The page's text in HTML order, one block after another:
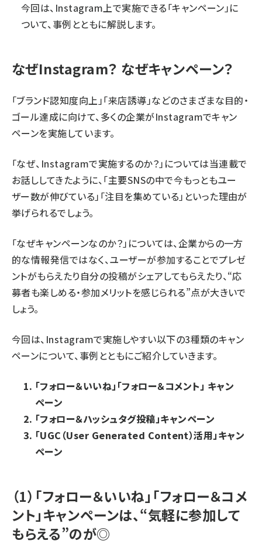
今回は、Instagram上で実施できる「キャンペーン」に
ついて、事例とともに解説します。
なぜInstagram？ なぜキャンペーン？
「ブランド認知度向上」「来店誘導」などのさまざまな目的・
ゴール達成に向けて、多くの企業がInstagramでキャン
ペーンを実施しています。
「なぜ、Instagramで実施するのか？」については当連載で
お話ししてきたように、「主要SNSの中で今もっともユー
ザー数が伸びている」「注目を集めている」といった理由が
挙げられるでしょう。
「なぜキャンペーンなのか？」については、企業からの一方
的な情報発信ではなく、ユーザーが参加することでプレゼ
ントがもらえたり自分の投稿がシェアしてもらえたり、“応
募者も楽しめる・参加メリットを感じられる”点が大きいで
しょう。
今回は、Instagramで実施しやすい以下の3種類のキャン
ペーンについて、事例とともにご紹介していきます。
「フォロー＆いいね」「フォロー＆コメント」 キャン
ペーン
「フォロー＆ハッシュタグ投稿」キャンペーン
「UGC（User Generated Content）活用」キャン
ペーン
（1）「フォロー＆いいね」「フォロー＆コメ
ント」キャンペーンは、“気軽に参加して
もらえる”のが◎